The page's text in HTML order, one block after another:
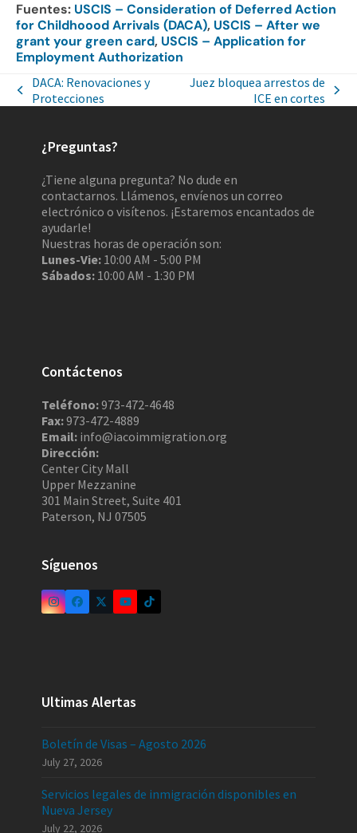
Fuentes: USCIS – Consideration of Deferred Action
for Childhoood Arrivals (DACA), USCIS – After we
grant your green card, USCIS – Application for
Employment Authorization
DACA: Renovaciones y
Protecciones
Juez bloquea arrestos de
ICE en cortes
¿Preguntas?
¿Tiene alguna pregunta? No dude en
contactarnos. Llámenos, envíenos un correo
electrónico o visítenos. ¡Estaremos encantados de
ayudarle!
Nuestras horas de operación son:
Lunes-Vie: 10:00 AM - 5:00 PM
Sábados: 10:00 AM - 1:30 PM
Contáctenos
Teléfono:973-472-4648
Fax:973-472-4889
Email: info@iacoimmigration.org
Dirección:
Center City Mall
Upper Mezzanine
301 Main Street, Suite 401
Paterson, NJ 07505
Síguenos
Ultimas Alertas
Boletín de Visas – Agosto 2026
July 27, 2026
Servicios legales de inmigración disponibles en
Nueva Jersey
July 22, 2026